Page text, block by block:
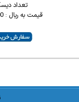
تعداد
قیمت به ریال : 210000000